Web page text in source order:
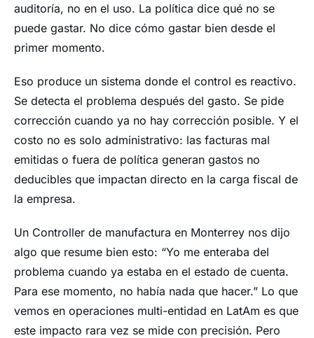
auditoría, no en el uso. La política dice qué no se
puede gastar. No dice cómo gastar bien desde el
primer momento.
Eso produce un sistema donde el control es reactivo.
Se detecta el problema después del gasto. Se pide
corrección cuando ya no hay corrección posible. Y el
costo no es solo administrativo: las facturas mal
emitidas o fuera de política generan gastos no
deducibles que impactan directo en la carga fiscal de
la empresa.
Un Controller de manufactura en Monterrey nos dijo
algo que resume bien esto: “Yo me enteraba del
problema cuando ya estaba en el estado de cuenta.
Para ese momento, no había nada que hacer.” Lo que
vemos en operaciones multi-entidad en LatAm es que
este impacto rara vez se mide con precisión. Pero